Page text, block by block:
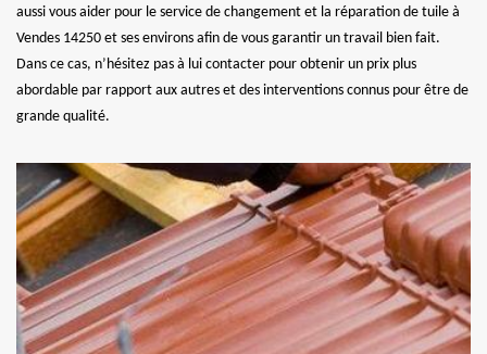
aussi vous aider pour le service de changement et la réparation de tuile à
Vendes 14250 et ses environs afin de vous garantir un travail bien fait.
Dans ce cas, n’hésitez pas à lui contacter pour obtenir un prix plus
abordable par rapport aux autres et des interventions connus pour être de
grande qualité.